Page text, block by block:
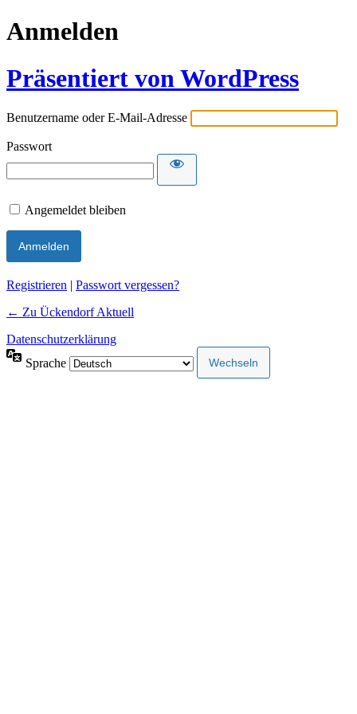
Anmelden
Präsentiert von WordPress
Benutzername oder E-Mail-Adresse
Passwort
Angemeldet bleiben
Alternative:
Registrieren | Passwort vergessen?
← Zu Ückendorf Aktuell
Datenschutzerklärung
Sprache